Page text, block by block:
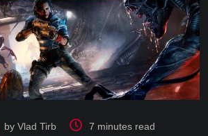
by Vlad Tirb 7 minutes read